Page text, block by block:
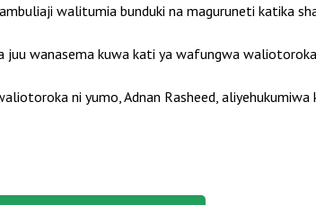
walitumia bunduki na maguruneti katika
juu wanasema kuwa kati ya wafungwa
ni yumo, Adnan Rasheed,